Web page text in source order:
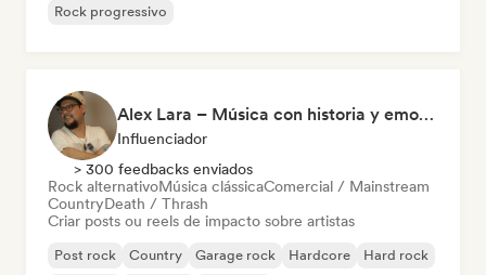
Rock progressivo
Alex Lara – Música con historia y emociones
Influenciador
> 300 feedbacks enviados
Rock alternativoMúsica clássicaComercial / Mainstream
CountryDeath / Thrash
Criar posts ou reels de impacto sobre artistas
Post rock Country Garage rock Hardcore Hard rock